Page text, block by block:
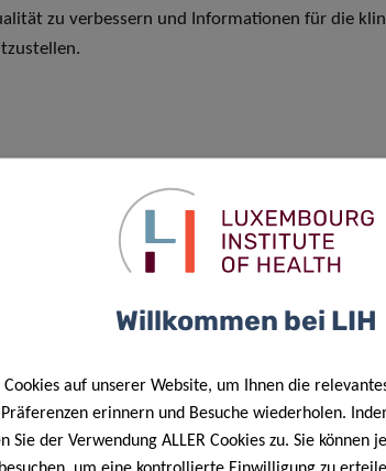
zu verbessern und Informationen für die
der einzelnen Akteure im Bereich der
im gesamten Prozess vom
Brücke zwischen Grundlagenforschung und
Charakters ist bei ihr auch die i2TRON DTU
innerhalb des LIH und hat die Aufgabe, die
Die IBBL erbringt Dienstleistungen
für die angewandte medizinische
Willkommen bei LIH
auf unserer Website, um Ihnen die
erinnern und Besuche wiederholen.
Sie der Verwendung ALLER Cookies zu. Sie können